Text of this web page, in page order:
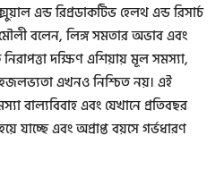
এন্ড রিপ্রডাকটিভ হেলথ এন্ড রিসার্চ
মৌলী বলেন, লিঙ্গ সমতার অভাব এবং
দক্ষিণ এশিয়ায় মূল সমস্যা,
সহজলভ্যতা এখনও নিশ্চিত নয়। এই
বাল্যবিবাহ এবং যেখানে প্রতিবছর
যাচ্ছে এবং অপ্রাপ্ত বয়সে গর্ভধারণ